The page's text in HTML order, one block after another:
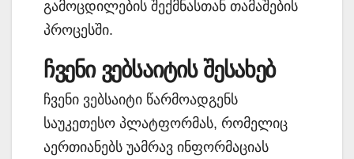
გამოცდილების შექმნასთან თამაშების
პროცესში.
ჩვენი ვებსაიტის შესახებ
ჩვენი ვებსაიტი წარმოადგენს
საუკეთესო პლატფორმას, რომელიც
აერთიანებს უამრავ ინფორმაციას